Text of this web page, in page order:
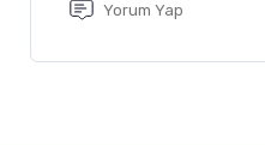
Yorum Yap